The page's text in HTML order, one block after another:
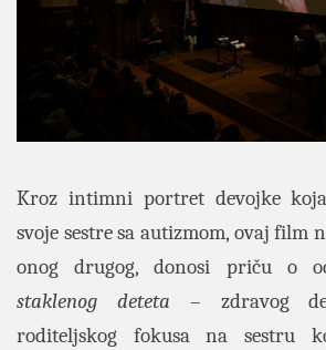
Kroz intimni portret devojke
svoje sestre sa autizmom, ovaj film
onog drugog, donosi priču o
staklenog deteta – zdravog
roditeljskog fokusa na sestru